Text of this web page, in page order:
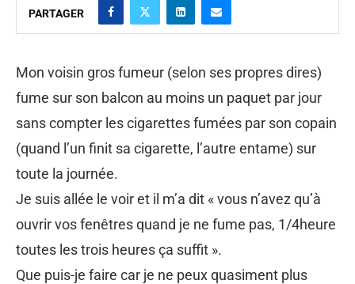
PARTAGER
Mon voisin gros fumeur (selon ses propres dires)
fume sur son balcon au moins un paquet par jour
sans compter les cigarettes fumées par son copain
(quand l’un finit sa cigarette, l’autre entame) sur
toute la journée.
Je suis allée le voir et il m’a dit « vous n’avez qu’à
ouvrir vos fenêtres quand je ne fume pas, 1/4heure
toutes les trois heures ça suffit ».
Que puis-je faire car je ne peux quasiment plus